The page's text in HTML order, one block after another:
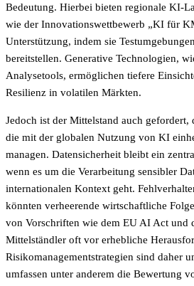
Bedeutung. Hierbei bieten regionale KI-
wie der Innovationswettbewerb „KI für
Unterstützung, indem sie
bereitstellen. Generative Technologien,
Analysetools, ermöglichen tiefere
Resilienz in volatilen Märkten.
Jedoch ist der Mittelstand auch gefordert,
die mit der globalen Nutzung von KI
managen. Datensicherheit bleibt ein
wenn es um die Verarbeitung sensibler
internationalen Kontext geht.
könnten verheerende wirtschaftliche
von Vorschriften wie dem EU AI Act und
Mittelständler oft vor erhebliche
Risikomanagementstrategien sind daher
umfassen unter anderem die Bewertung